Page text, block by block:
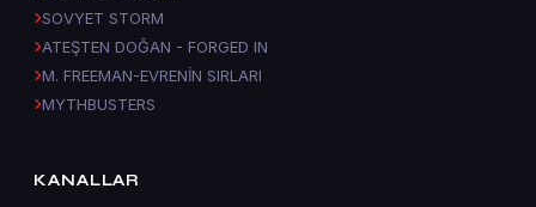
SOVYET STORM
ATEŞTEN DOĞAN - FORGED IN
M. FREEMAN-EVRENİN SIRLARI
MYTHBUSTERS
KANALLAR